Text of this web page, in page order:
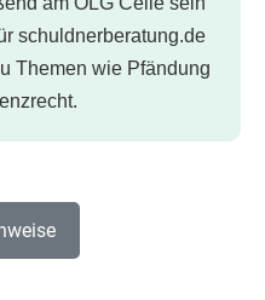
schuldnerberatung.de
Themen wie Pfändung